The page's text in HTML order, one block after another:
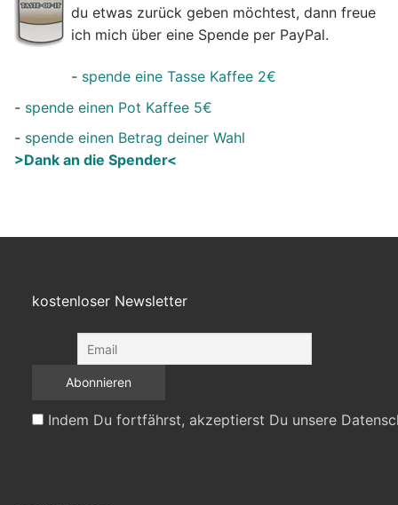
du etwas zurück geben möchtest, dann freue
ich mich über eine Spende per PayPal.
- spende eine Tasse Kaffee 2€
- spende einen Pot Kaffee 5€
- spende einen Betrag deiner Wahl
>Dank an die Spender<
kostenloser Newsletter
Indem Du fortfährst, akzeptierst Du unsere